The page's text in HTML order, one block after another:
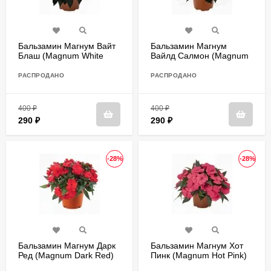
Бальзамин Магнум Вайт
Блаш (Magnum White
РАСПРОДАНО
400₽
290 ₽
Бальзамин Магнум
Вайлд Салмон (Magnum
РАСПРОДАНО
400₽
290 ₽
-28%
Бальзамин Магнум Дарк
Ред (Magnum Dark Red)
-28%
Бальзамин Магнум Хот
Пинк (Magnum Hot Pink)